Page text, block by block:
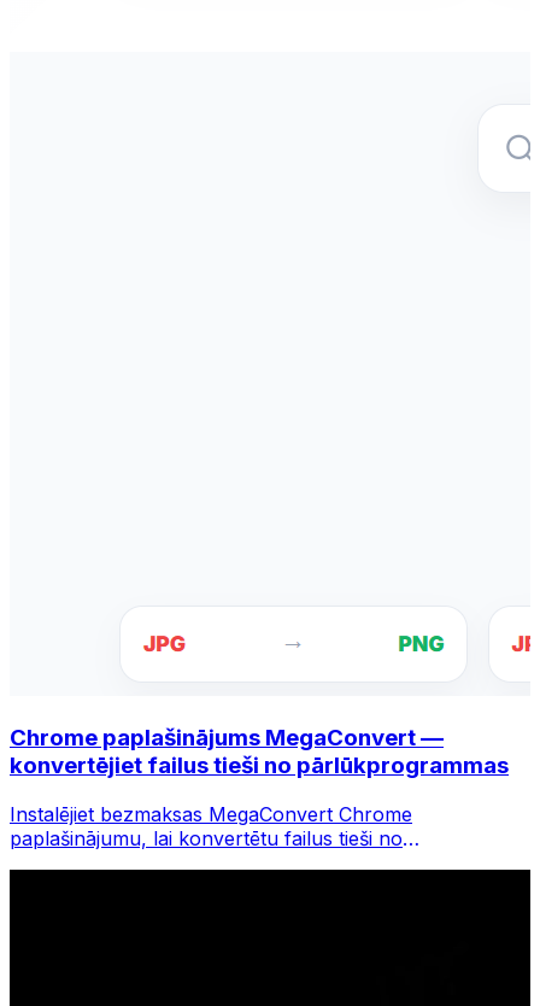
Chrome paplašinājums MegaConvert —
konvertējiet failus tieši no pārlūkprogrammas
Instalējiet bezmaksas MegaConvert Chrome
paplašinājumu, lai konvertētu failus tieši no